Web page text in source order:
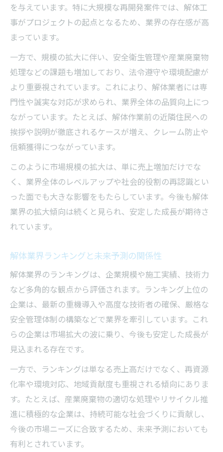
を与えています。特に大規模な再開発案件では、解体工
事がプロジェクトの起点となるため、業界の存在感が高
まっています。
一方で、規模の拡大に伴い、安全衛生管理や産業廃棄物
処理などの課題も増加しており、法令遵守や環境配慮が
より重要視されています。これにより、解体業者には専
門性や誠実な対応が求められ、業界全体の品質向上につ
ながっています。たとえば、解体作業前の近隣住民への
挨拶や説明が徹底されるケースが増え、クレーム防止や
信頼獲得につながっています。
このように市場規模の拡大は、単に売上増加だけでな
く、業界全体のレベルアップや社会的役割の再認識とい
った面でも大きな影響をもたらしています。今後も解体
業界の拡大傾向は続くと見られ、安定した成長が期待さ
れています。
解体業界ランキングと未来予測の関係性
解体業界のランキングは、企業規模や施工実績、技術力
など多角的な観点から評価されます。ランキング上位の
企業は、最新の重機導入や高度な技術者の確保、厳格な
安全管理体制の構築などで業界を牽引しています。これ
らの企業は市場拡大の波に乗り、今後も安定した成長が
見込まれる存在です。
一方で、ランキングは単なる売上高だけでなく、再資源
化率や環境対応、地域貢献度も重視される傾向にありま
す。たとえば、産業廃棄物の適切な処理やリサイクル推
進に積極的な企業は、持続可能な社会づくりに貢献し、
今後の市場ニーズに合致するため、未来予測においても
有利とされています。